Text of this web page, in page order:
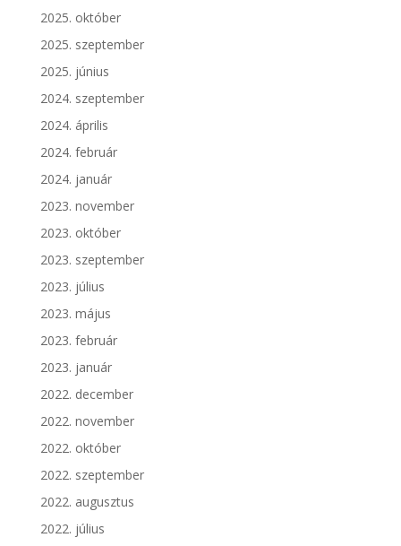
2025. október
2025. szeptember
2025. június
2024. szeptember
2024. április
2024. február
2024. január
2023. november
2023. október
2023. szeptember
2023. július
2023. május
2023. február
2023. január
2022. december
2022. november
2022. október
2022. szeptember
2022. augusztus
2022. július